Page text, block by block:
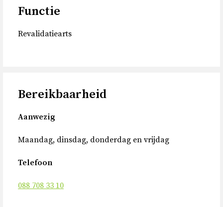
Functie
Revalidatiearts
Bereikbaarheid
Aanwezig
Maandag, dinsdag, donderdag en vrijdag
Telefoon
088 708 33 10